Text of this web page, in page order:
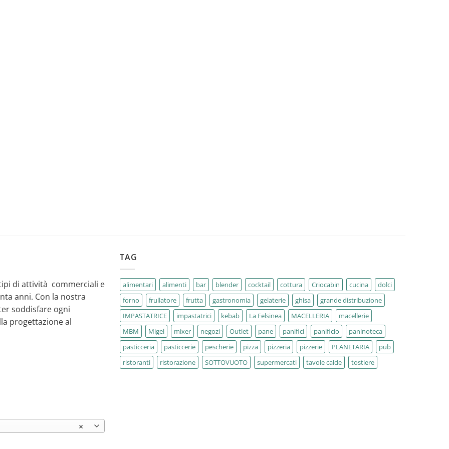
di attività commerciali e
anni. Con la nostra
soddisfare ogni
progettazione al
TAG
alimentari alimenti bar blender cocktail cottura Criocabin cucina
dolci
forno
frullatore frutta gastronomia gelaterie ghisa
grande distribuzione
IMPASTATRICE
impastatrici kebab La Felsinea MACELLERIA
macellerie
MBM
Migel mixer negozi Outlet pane panifici panificio
paninoteca
pasticceria
pasticcerie pescherie pizza pizzeria pizzerie PLANETARIA
pub
ristoranti
ristorazione SOTTOVUOTO supermercati tavole calde tostiere
×